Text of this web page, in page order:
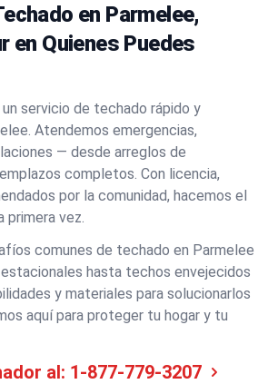
en Parmelee,
en Quienes Puedes
servicio de techado rápido y
Atendemos emergencias,
— desde arreglos de
completos. Con licencia,
por la comunidad, hacemos el
primera vez.
comunes de techado en Parmelee
hasta techos envejecidos
y materiales para solucionarlos
aquí para proteger tu hogar y tu
al: 1-877-779-3207